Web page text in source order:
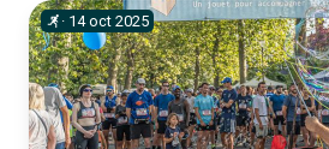
· 14 oct 2025